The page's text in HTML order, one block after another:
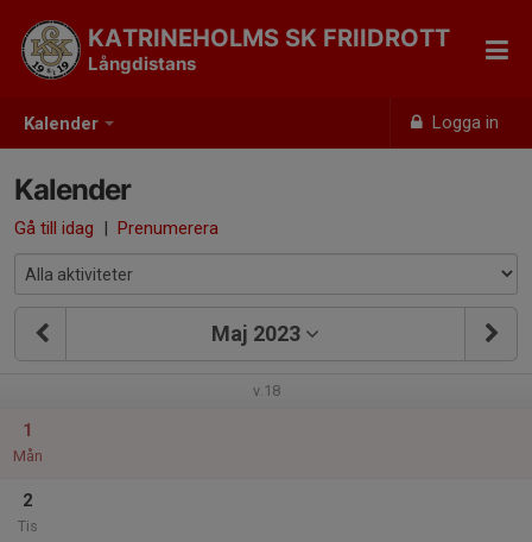
Kalender Logga in
KATRINEHOLMS SK FRIIDROTT
Långdistans
Kalender
Gå till idag | Prenumerera
Maj 2023
v.18
1
Mån
2
Tis